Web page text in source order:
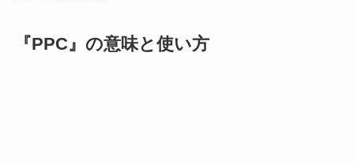
『PPC』の意味と使い方